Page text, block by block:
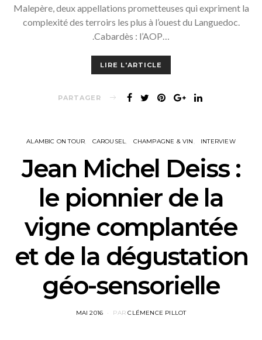
Malepère, deux appellations prometteuses qui expriment la
complexité des terroirs les plus à l’ouest du Languedoc.
.Cabardès : l’AOP…
LIRE L'ARTICLE
PARTAGER
ALAMBIC ON TOUR CAROUSEL CHAMPAGNE & VIN INTERVIEW
Jean Michel Deiss :
le pionnier de la
vigne complantée
et de la dégustation
géo-sensorielle
POSTED
MAI 2016 PAR CLÉMENCE PILLOT